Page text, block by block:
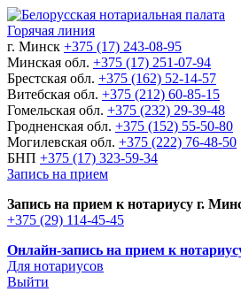
Горячая линия
г. Минск +375 (17) 243-08-95
Минская обл. +375 (17) 251-07-94
Брестская обл. +375 (162) 52-14-57
Витебская обл. +375 (212) 60-85-15
Гомельская обл. +375 (232) 29-39-48
Гродненская обл. +375 (152) 55-50-80
Могилевская обл. +375 (222) 76-48-50
БНП +375 (17) 323-59-34
Запись на прием
Запись на прием к нотариусу г.
+375 (29) 114-45-45
Онлайн-запись на прием к
Для нотариусов
Выйти